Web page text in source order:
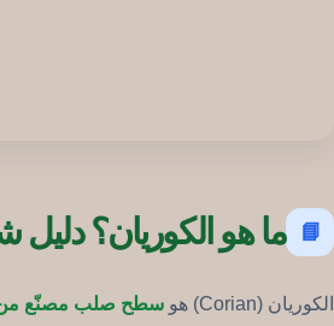
📘 ما هو الكوريان؟ دليل
الكوريان (Corian) هو سطح صلب مصنّع من